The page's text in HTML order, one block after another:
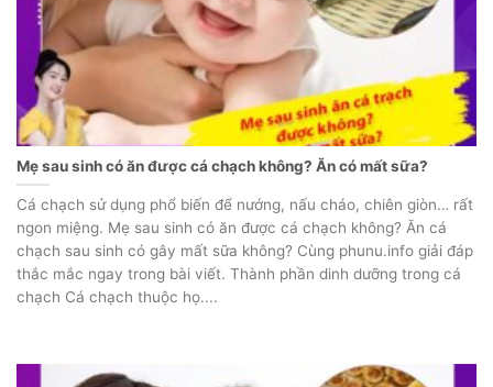
Mẹ sau sinh có ăn được cá chạch không? Ăn có mất sữa?
Cá chạch sử dụng phổ biến để nướng, nấu cháo, chiên giòn… rất
ngon miệng. Mẹ sau sinh có ăn được cá chạch không? Ăn cá
chạch sau sinh có gây mất sữa không? Cùng phunu.info giải đáp
thắc mắc ngay trong bài viết. Thành phần dinh dưỡng trong cá
chạch Cá chạch thuộc họ....